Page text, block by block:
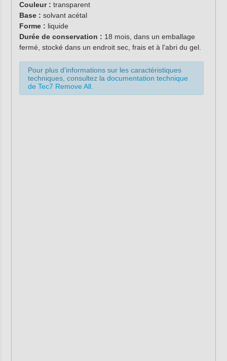
Couleur : transparent
Base : solvant acétal
Forme : liquide
Durée de conservation : 18 mois, dans un emballage
fermé, stocké dans un endroit sec, frais et à l'abri du gel.
Pour plus d'informations sur les caractéristiques
techniques, consultez la documentation technique
de Tec7 Remove All.